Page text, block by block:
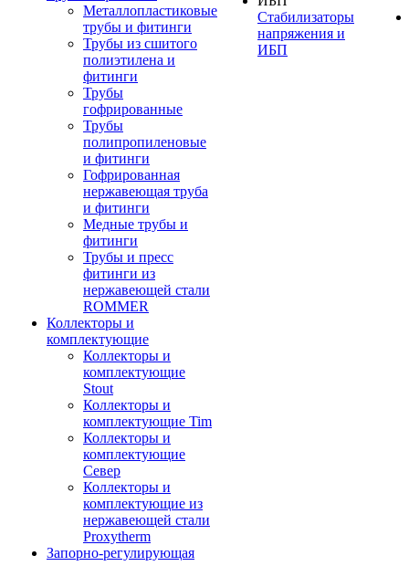
Металлопластиковые
трубы и фитинги
Трубы из сшитого
полиэтилена и
фитинги
Трубы
гофрированные
Трубы
полипропиленовые
и фитинги
Гофрированная
нержавеющая труба
и фитинги
Медные трубы и
фитинги
Трубы и пресс
фитинги из
нержавеющей стали
ROMMER
Коллекторы и
комплектующие
Коллекторы и
комплектующие
Stout
Коллекторы и
комплектующие Tim
Коллекторы и
комплектующие
Север
Коллекторы и
комплектующие из
нержавеющей стали
Proxytherm
Запорно-регулирующая
Стабилизаторы
напряжения и
ИБП